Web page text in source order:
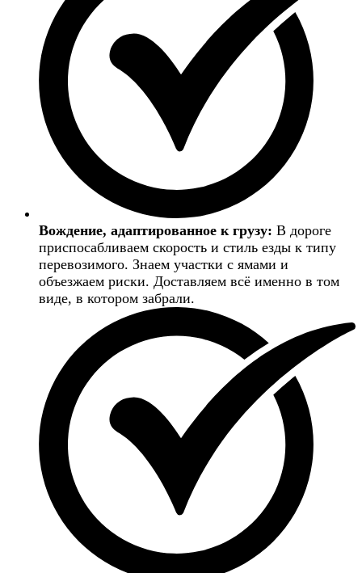
Вождение, адаптированное к грузу: В дороге
приспосабливаем скорость и стиль езды к типу
перевозимого. Знаем участки с ямами и
объезжаем риски. Доставляем всё именно в том
виде, в котором забрали.